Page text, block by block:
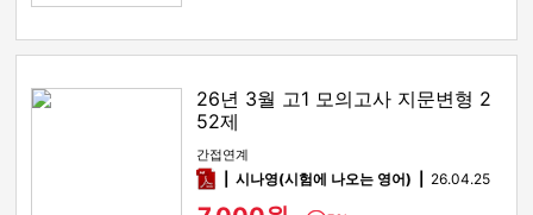
26년 3월 고1 모의고사 지문변형 2
52제
간접연계
pdf시나영(시험에 나오는 영어) 26.04.25